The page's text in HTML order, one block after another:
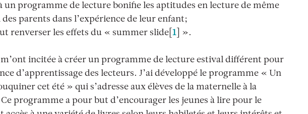
un programme de lecture bonifie les aptitudes en lecture de même
parents dans l’expérience de leur enfant;
renverser les effets du « summer slide[ 1 ] ».
incitée à créer un programme de lecture estival différent pour
d’apprentissage des lecteurs. J’ai développé le programme « Un
cet été » qui s’adresse aux élèves de la maternelle à la
programme a pour but d’encourager les jeunes à lire pour le